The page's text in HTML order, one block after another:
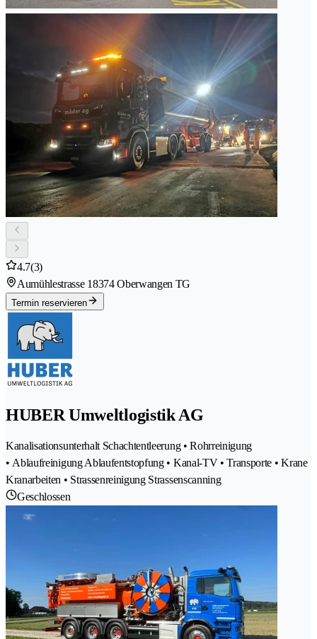
4.7(3)
Aumühlestrasse 18374 Oberwangen TG
Termin reservieren
HUBER Umweltlogistik AG
Kanalisationsunterhalt Schachtentleerung • Rohrreinigung
• Ablaufreinigung Ablaufentstopfung • Kanal-TV • Transporte • Krane
Kranarbeiten • Strassenreinigung Strassenscanning
Geschlossen